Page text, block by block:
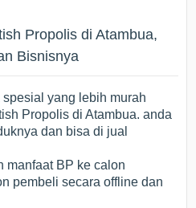
Propolis di Atambua,
Bisnisnya
spesial yang lebih murah
Propolis di Atambua. anda
dan bisa di jual
manfaat BP ke calon
pembeli secara offline dan